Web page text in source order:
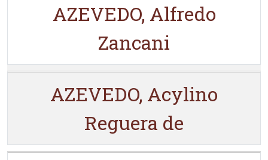
AZEVEDO, Alfredo
Zancani
AZEVEDO, Acylino
Reguera de